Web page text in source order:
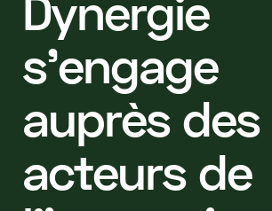
s’engage
auprès des
acteurs de